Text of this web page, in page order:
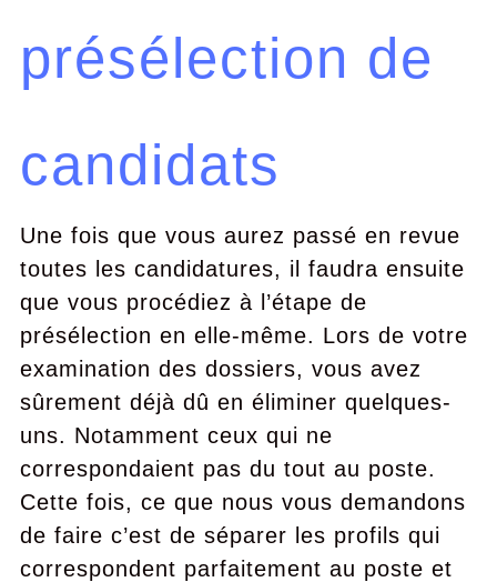
présélection de
candidats
Une fois que vous aurez passé en revue
toutes les candidatures, il faudra ensuite
que vous procédiez à l’étape de
présélection en elle-même. Lors de votre
examination des dossiers, vous avez
sûrement déjà dû en éliminer quelques-
uns. Notamment ceux qui ne
correspondaient pas du tout au poste.
Cette fois, ce que nous vous demandons
de faire c’est de séparer les profils qui
correspondent parfaitement au poste et